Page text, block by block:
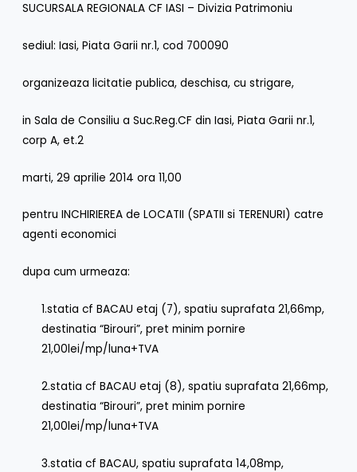
SUCURSALA REGIONALA CF IASI – Divizia Patrimoniu
sediul: Iasi, Piata Garii nr.1, cod 700090
organizeaza licitatie publica, deschisa, cu strigare,
in Sala de Consiliu a Suc.Reg.CF din Iasi, Piata Garii nr.1,
corp A, et.2
marti, 29 aprilie 2014 ora 11,00
pentru INCHIRIEREA de LOCATII (SPATII si TERENURI) catre
agenti economici
dupa cum urmeaza:
1.statia cf BACAU etaj (7), spatiu suprafata 21,66mp,
destinatia “Birouri”, pret minim pornire
21,00lei/mp/luna+TVA
2.statia cf BACAU etaj (8), spatiu suprafata 21,66mp,
destinatia “Birouri”, pret minim pornire
21,00lei/mp/luna+TVA
3.statia cf BACAU, spatiu suprafata 14,08mp,